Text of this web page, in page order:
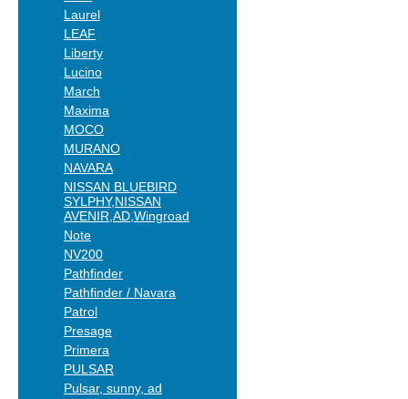
Laurel
LEAF
Liberty
Lucino
March
Maxima
MOCO
MURANO
NAVARA
NISSAN BLUEBIRD
SYLPHY,NISSAN
AVENIR,AD,Wingroad
Note
NV200
Pathfinder
Pathfinder / Navara
Patrol
Presage
Primera
PULSAR
Pulsar, sunny, ad